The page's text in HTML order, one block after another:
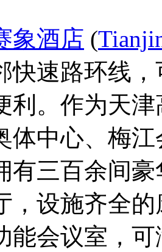
象酒店 (
快速路环线
利。作为天
体中心、梅
三百余间豪
，设施齐全
能会议室，